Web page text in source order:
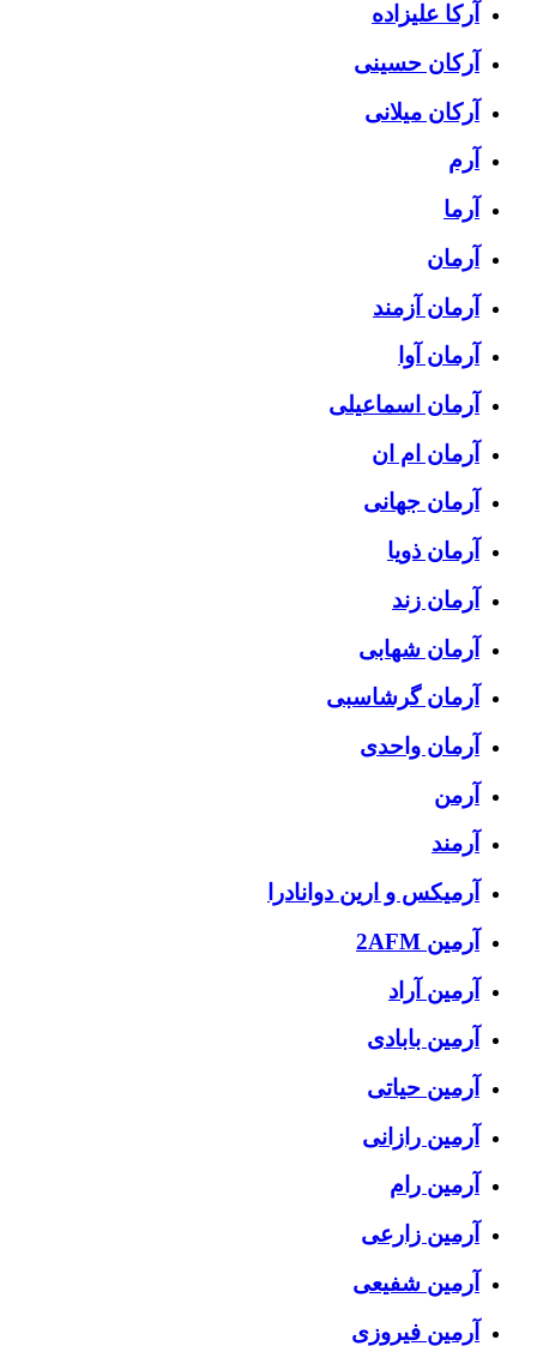
آرکا علیزاده
آرکان حسینی
آرکان میلانی
آرم
آرما
آرمان
آرمان آزمند
آرمان آوا
آرمان اسماعیلی
آرمان ام ان
آرمان جهانی
آرمان ذویا
آرمان زند
آرمان شهابی
آرمان گرشاسبی
آرمان واحدی
آرمن
آرمند
آرمیکس و ارین دوانادرا
آرمین 2AFM
آرمین آراد
آرمین بابادی
آرمین حیاتی
آرمین رازانی
آرمین رام
آرمین زارعی
آرمین شفیعی
آرمین فیروزی